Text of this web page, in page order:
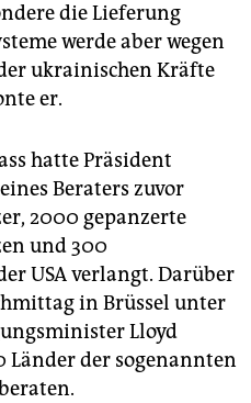
die Lieferung
werde aber wegen
ukrainischen Kräfte
er.
hatte Präsident
Beraters zuvor
2000 gepanzerte
und 300
USA verlangt. Darüber
in Brüssel unter
Lloyd
Länder der sogenannten